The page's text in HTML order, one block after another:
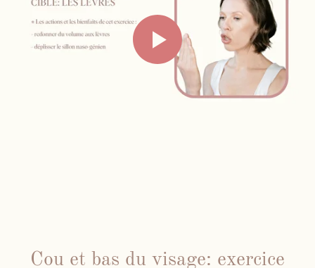
Cou et bas du visage: exercice